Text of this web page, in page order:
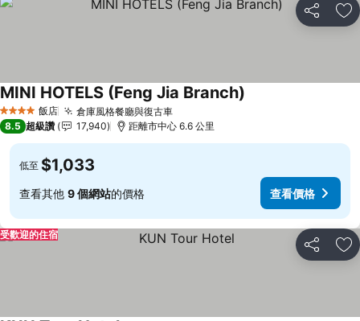
分享 加
4 星級 飯店 倉庫風格餐廳與復古車查看價格
MINI HOTELS (Feng Jia Branch)
8.5 超級讚 17,940 距離市中心 6.6 公里
低至 $1,033
查看其他 9 個網站的價格 查看價格
分享 加
受歡迎的住宿